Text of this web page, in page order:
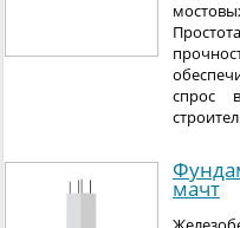
спрос
мачт